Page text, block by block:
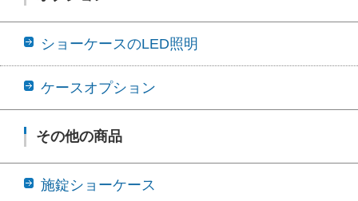
ショーケースのLED照明
ケースオプション
その他の商品
施錠ショーケース